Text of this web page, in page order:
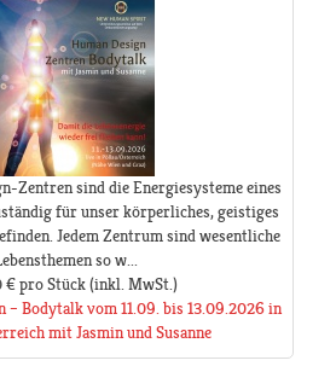
Zentren sind die Energiesysteme eines
für unser körperliches, geistiges
Jedem Zentrum sind wesentliche
so w...
€pro Stück(inkl. MwSt.)
– Bodytalk vom 11.09. bis 13.09.2026 in
mit Jasmin und Susanne